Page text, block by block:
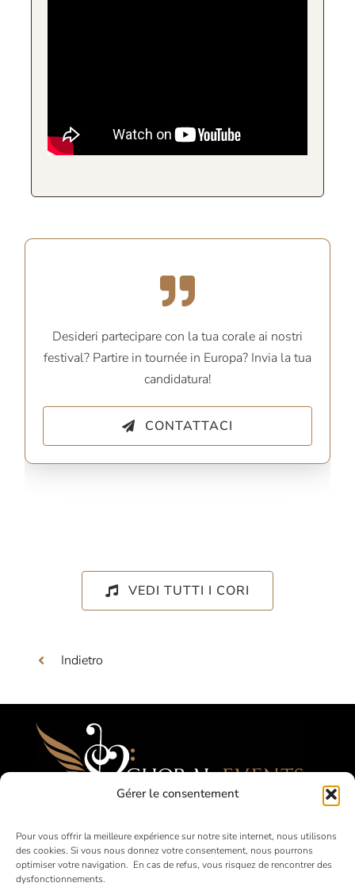
Gérer le consentement
Pour vous offrir la meilleure expérience sur notre site internet, nous utilisons
des cookies. Si vous nous donnez votre consentement, nous pourrons
optimiser votre navigation. En cas de refus, vous risquez de rencontrer des
dysfonctionnements.
Desideri partecipare con la tua corale ai nostri
festival? Partire in tournée in Europa? Invia la tua
candidatura!
CONTATTACI
VEDI TUTTI I CORI
Indietro
Festival, Concorsi, Tournées per Cori
Amatoriali